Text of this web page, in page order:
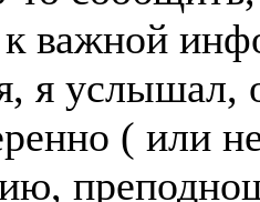
к важной
я услышал,
( или